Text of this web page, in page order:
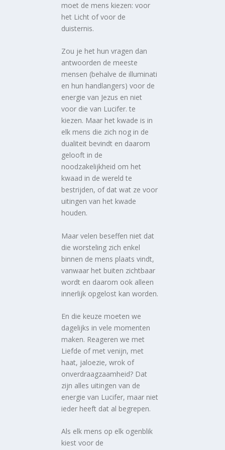
moet de mens kiezen: voor
het Licht of voor de
duisternis.
Zou je het hun vragen dan
antwoorden de meeste
mensen (behalve de illuminati
en hun handlangers) voor de
energie van Jezus en niet
voor die van Lucifer. te
kiezen. Maar het kwade is in
elk mens die zich nog in de
dualiteit bevindt en daarom
gelooft in de
noodzakelijkheid om het
kwaad in de wereld te
bestrijden, of dat wat ze voor
uitingen van het kwade
houden.
Maar velen beseffen niet dat
die worsteling zich enkel
binnen de mens plaats vindt,
vanwaar het buiten zichtbaar
wordt en daarom ook alleen
innerlijk opgelost kan worden.
En die keuze moeten we
dagelijks in vele momenten
maken. Reageren we met
Liefde of met venijn, met
haat, jaloezie, wrok of
onverdraagzaamheid? Dat
zijn alles uitingen van de
energie van Lucifer, maar niet
ieder heeft dat al begrepen.
Als elk mens op elk ogenblik
kiest voor de